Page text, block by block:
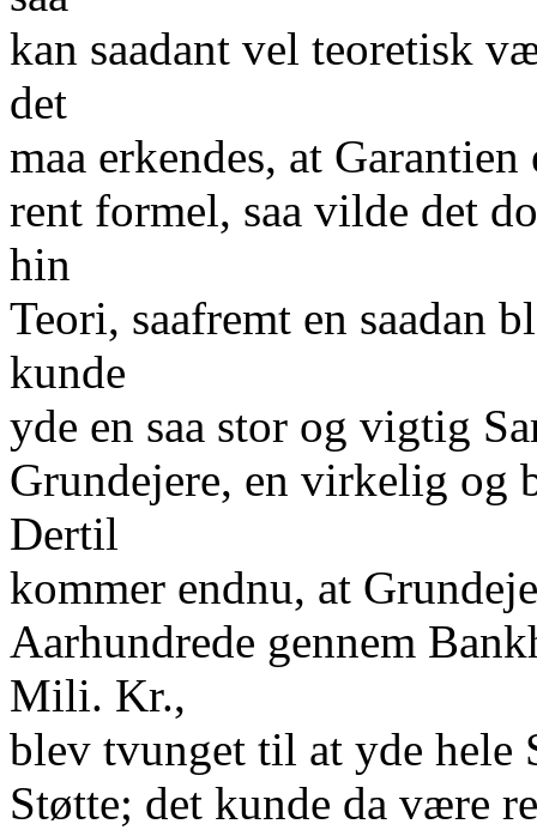
kan saadant vel teoretisk
det
maa erkendes, at
rent formel, saa vilde det
hin
Teori, saafremt en saadan
kunde
yde en saa stor og vigtig
Grundejere, en virkelig
Dertil
kommer endnu, at
Aarhundrede gennem
Mili. Kr.,
blev tvunget til at yde
Støtte; det kunde da være